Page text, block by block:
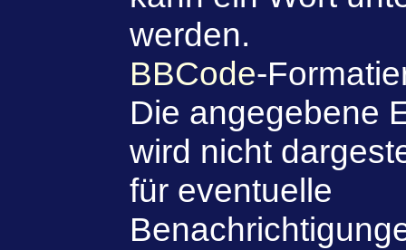
werden.
BBCode-
Die angegebene
wird nicht
für eventuelle